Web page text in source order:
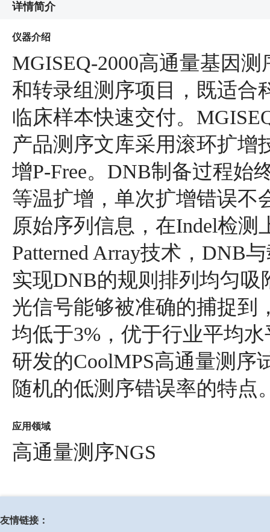
详情简介
仪器介绍
MGISEQ-2000高通量基因
和转录组测序项目，既适合
临床样本快速交付。
产品测序文库采用滚环扩增
增P-Free。DNB制备过程始
等温扩增，单次扩增错误不
原始序列信息，在Indel检
Patterned Array技术，DNB
实现DNB的规则排列均匀
光信号能够被准确的捕捉到
均低于3%，优于行业平均
研发的CoolMPS高通量测序
随机的低测序错误率的特点
应用领域
高通量测序NGS
友情链接：